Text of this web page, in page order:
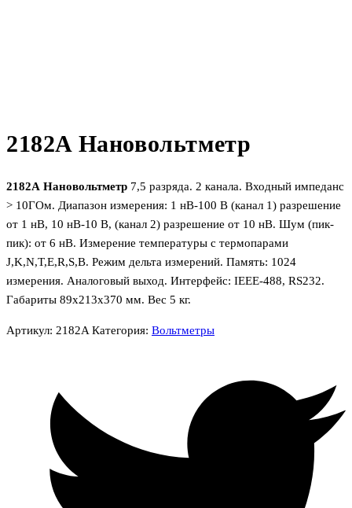
2182A Нановольтметр
2182A Нановольтметр 7,5 разряда. 2 канала. Входный импеданс
> 10ГОм. Диапазон измерения: 1 нВ-100 В (канал 1) разрешение
от 1 нВ, 10 нВ-10 В, (канал 2) разрешение от 10 нВ. Шум (пик-
пик): от 6 нВ. Измерение температуры с термопарами
J,K,N,T,E,R,S,B. Режим дельта измерений. Память: 1024
измерения. Аналоговый выход. Интерфейс: IEEE-488, RS232.
Габариты 89х213х370 мм. Вес 5 кг.
Артикул: 2182A Категория: Вольтметры